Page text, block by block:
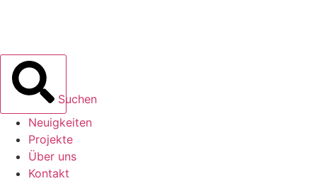
Suchen
Neuigkeiten
Projekte
Über uns
Kontakt